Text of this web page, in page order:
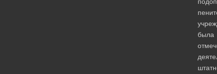
была